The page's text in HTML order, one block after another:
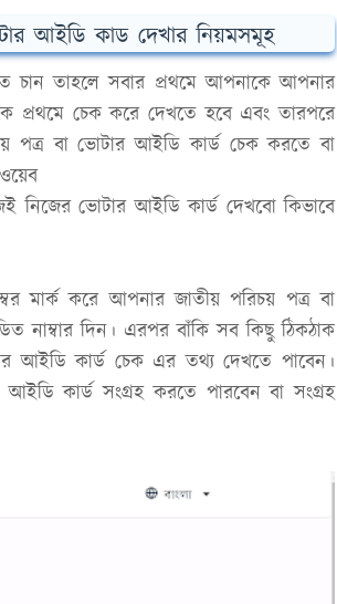
আইডি কাড দেখার নিয়মসমূহ
তাহলে সবার প্রথমে আপনাকে আপনার
প্রথমে চেক করে দেখতে হবে এবং তারপরে
বা ভোটার আইডি কার্ড চেক করতে বা
নিজের ভোটার আইডি কার্ড দেখবো কিভাবে
মার্ক করে আপনার জাতীয় পরিচয় পত্র বা
নাম্বার দিন। এরপর বাঁকি সব কিছু ঠিকঠাক
আইডি কার্ড চেক এর তথ্য দেখতে পাবেন।
কার্ড সংগ্রহ করতে পারবেন বা সংগ্রহ